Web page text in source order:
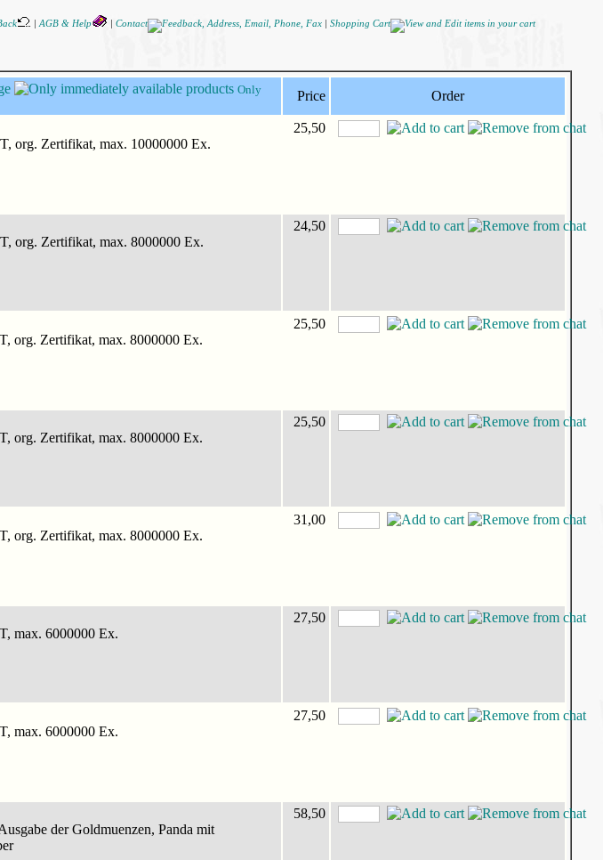
AGB & Help Contact Shopping Cart
Only
Price Order
org. Zertifikat, max. 10000000 Ex.
25,50
org. Zertifikat, max. 8000000 Ex.
24,50
org. Zertifikat, max. 8000000 Ex.
25,50
org. Zertifikat, max. 8000000 Ex.
25,50
org. Zertifikat, max. 8000000 Ex.
31,00
max. 6000000 Ex.
27,50
max. 6000000 Ex.
27,50
der Goldmuenzen, Panda mit
58,50